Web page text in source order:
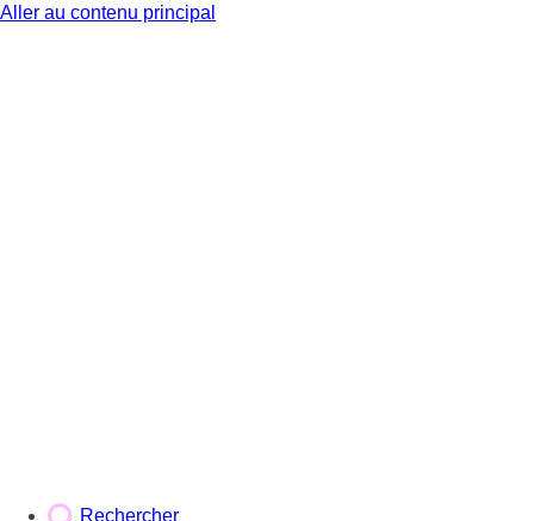
Aller au contenu principal
Rechercher